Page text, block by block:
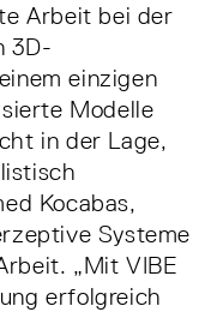
Arbeit bei der
3D-
einzigen
Modelle
in der Lage,
Kocabas,
Systeme
„Mit VIBE
erfolgreich